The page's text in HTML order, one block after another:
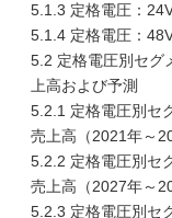
5.1.3 定格電圧：
5.1.4 定格電圧：
5.2 定格電圧別セグ
上高および予測
5.2.1 定格電圧別セ
売上高（2021年～
5.2.2 定格電圧別セ
売上高（2027年～
5.2.3 定格電圧別セ